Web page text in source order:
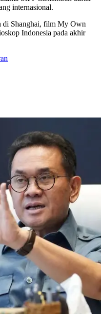
internasional.
di Shanghai, film My Own
Indonesia pada akhir